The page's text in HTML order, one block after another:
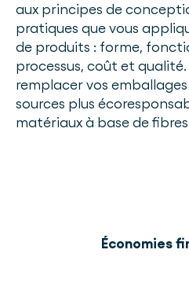
aux principes de
pratiques que vous
de produits : forme,
processus, coût et qualité.
remplacer vos
sources plus
matériaux à base de
Économies